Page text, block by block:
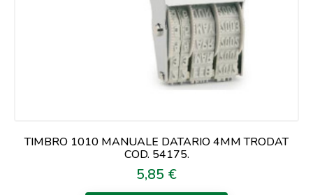
TIMBRO 1010 MANUALE DATARIO 4MM TRODAT
COD. 54175.
Prezzo
5,85 €